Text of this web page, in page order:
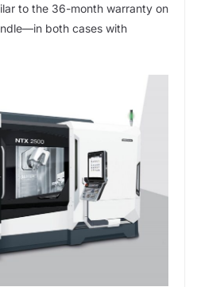
to the 36-month warranty on
both cases with